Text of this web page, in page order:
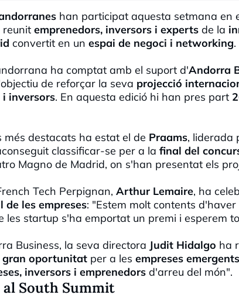
han participat aquesta setmana en
reunit emprenedors, inversors i experts de la
convertit en un espai de negoci i networking.
ha comptat amb el suport d'Andorra
de reforçar la seva projecció
i inversors. En aquesta edició hi han pres part
més destacats ha estat el de Praams, liderada
classificar-se per a la final del
Magno de Madrid, on s'han presentat els
Tech Perpignan, Arthur Lemaire, ha
de les empreses: "Estem molt contents
les startup s'ha emportat un premi i esperem
Business, la seva directora Judit Hidalgo ha
gran oportunitat per a les empreses emergents
inversors i emprenedors d'arreu del món".
South Summit